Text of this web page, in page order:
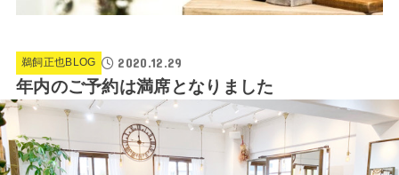
鵜飼正也BLOG 2020.12.29
年内のご予約は満席となりました